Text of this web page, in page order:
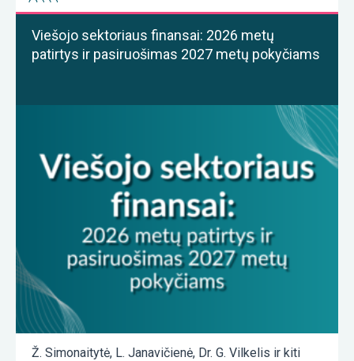
Viešojo sektoriaus finansai: 2026 metų
patirtys ir pasiruošimas 2027 metų pokyčiams
Ž. Simonaitytė, L. Janavičienė, Dr. G. Vilkelis ir kiti